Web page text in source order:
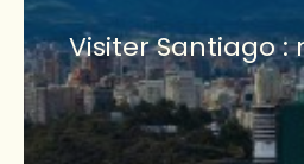
Visiter Santiago :